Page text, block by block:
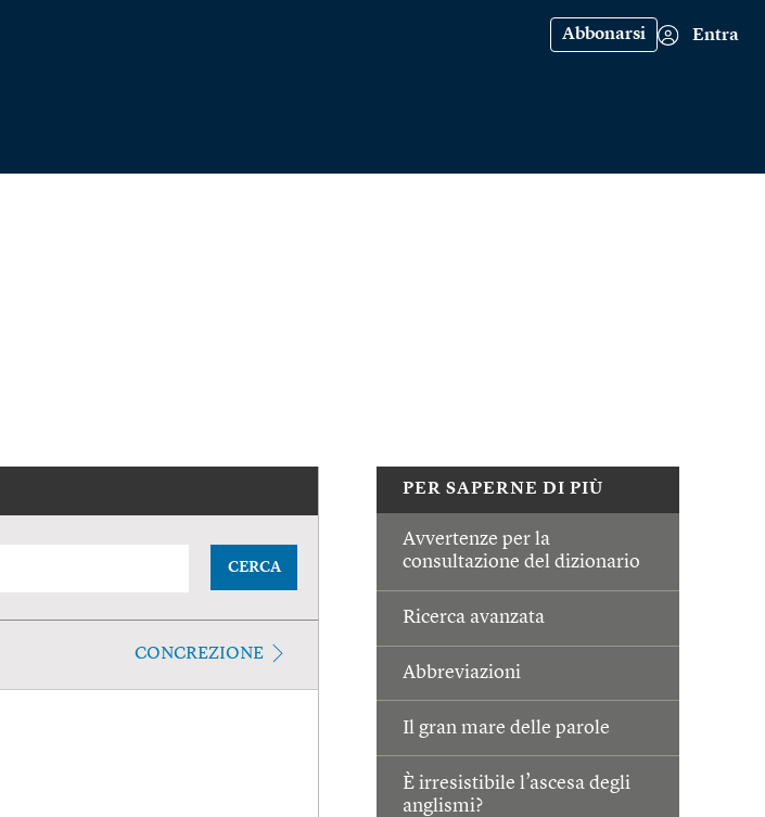
Abbonarsi Entra
PER SAPERNE DI PIÙ
Avvertenze per la
consultazione del dizionario
Ricerca avanzata
Abbreviazioni
Il gran mare delle parole
È irresistibile l’ascesa degli
anglismi?
CERCA
CONCREZIONE